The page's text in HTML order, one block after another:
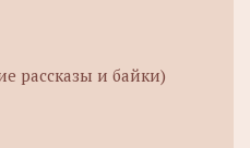
рассказы и байки)